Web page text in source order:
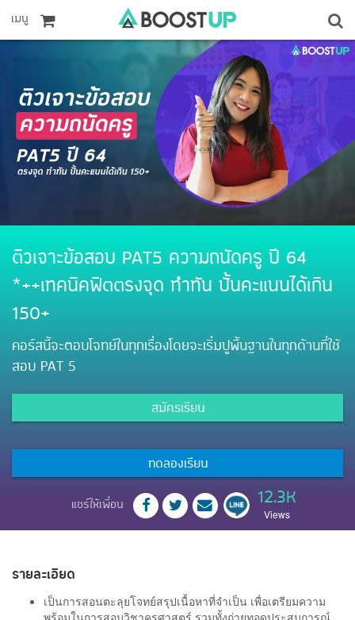
เมนู
ติวเจาะข้อสอบ PAT5 ความถนัดครู ปี 64
*++เทคนิคฟิตตรงจุด ทำทัน ปั้นคะแนนได้เกิน
150+
คอร์สนี้จะตอบโจทย์ในทุกเรื่องโดยจะเริ่มปูพื้นฐานในทุกด้านที่ใช้
สอบ PAT 5
สมัครเรียน
ทดลองเรียน
แชร์ให้เพื่อน 12.3K
Views
รายละเอียด
เป็นการสอนตะลุยโจทย์สรุปเนื้อหาที่จำเป็น เพื่อเตรียมความ
พร้อมในการสอบวิชาครุศาสตร์ รวมทั้งถ่ายทอดประสบการณ์